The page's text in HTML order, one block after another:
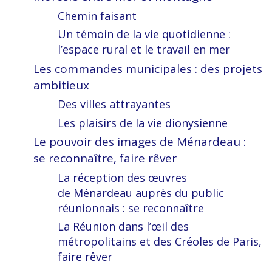
Chemin faisant
Un témoin de la vie quotidienne :
l’espace rural et le travail en mer
Les commandes municipales : des projets
ambitieux
Des villes attrayantes
Les plaisirs de la vie dionysienne
Le pouvoir des images de Ménardeau :
se reconnaître, faire rêver
La réception des œuvres
de Ménardeau auprès du public
réunionnais : se reconnaître
La Réunion dans l’œil des
métropolitains et des Créoles de Paris,
faire rêver